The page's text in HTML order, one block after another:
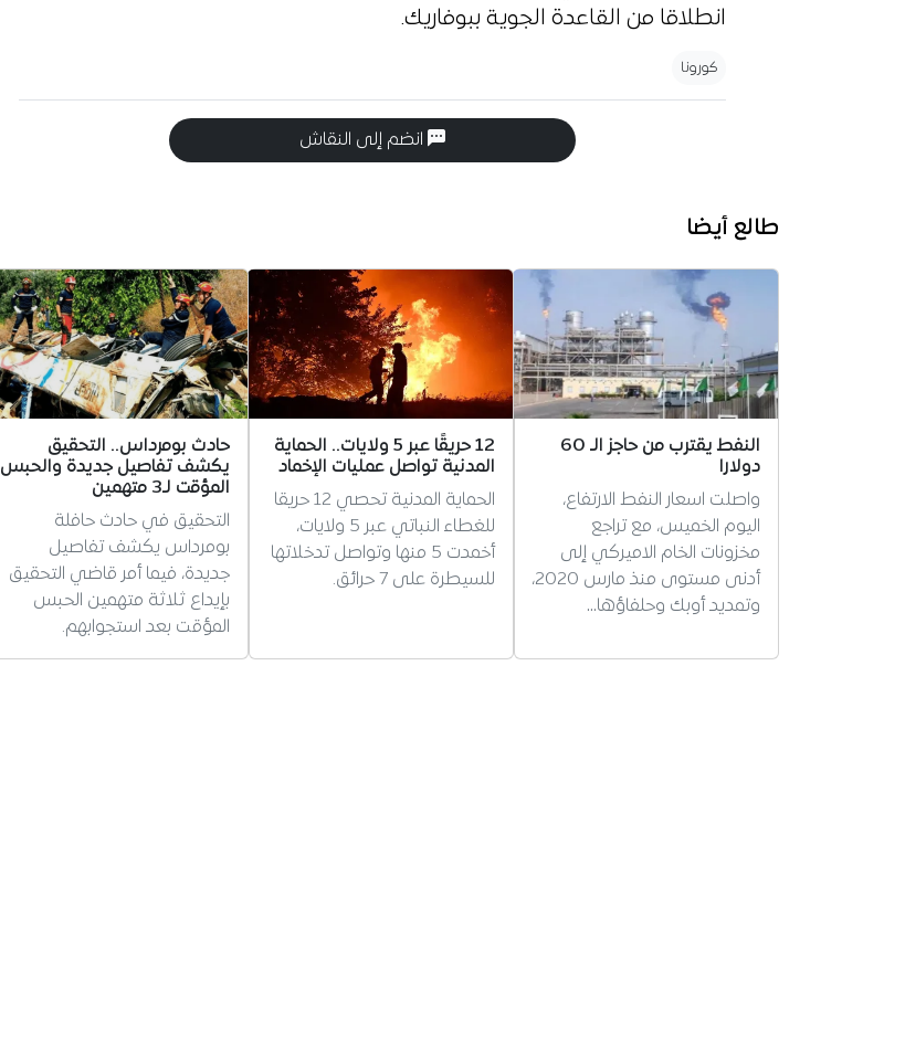
انطلاقا من القاعدة الجوية ببوفاريك.
كورونا
انضم إلى النقاش
طالع أيضا
النفط يقترب من حاجز الـ 60
دولارا
واصلت اسعار النفط الارتفاع،
اليوم الخميس، مع تراجع
مخزونات الخام الاميركي إلى
أدنى مستوى منذ مارس 2020،
وتمديد أوبك وحلفاؤها…
12 حريقًا عبر 5 ولايات.. الحماية
المدنية تواصل عمليات الإخماد
الحماية المدنية تحصي 12 حريقا
للغطاء النباتي عبر 5 ولايات،
أخمدت 5 منها وتواصل تدخلاتها
للسيطرة على 7 حرائق.
حادث بومرداس.. التحقيق
يكشف تفاصيل جديدة والحبس
المؤقت لـ3 متهمين
التحقيق في حادث حافلة
بومرداس يكشف تفاصيل
جديدة، فيما أمر قاضي التحقيق
بإيداع ثلاثة متهمين الحبس
المؤقت بعد استجوابهم.